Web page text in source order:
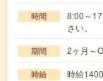
時間
8:00～
さい。
期間 2ヶ月～
時給 時給